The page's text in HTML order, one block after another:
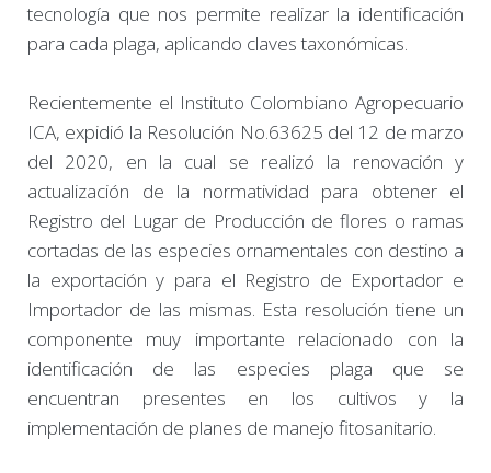
tecnología que nos permite realizar la identificación
para cada plaga, aplicando claves taxonómicas.
Recientemente el Instituto Colombiano Agropecuario
ICA, expidió la Resolución No.63625 del 12 de marzo
del 2020, en la cual se realizó la renovación y
actualización de la normatividad para obtener el
Registro del Lugar de Producción de flores o ramas
cortadas de las especies ornamentales con destino a
la exportación y para el Registro de Exportador e
Importador de las mismas. Esta resolución tiene un
componente muy importante relacionado con la
identificación de las especies plaga que se
encuentran presentes en los cultivos y la
implementación de planes de manejo fitosanitario.